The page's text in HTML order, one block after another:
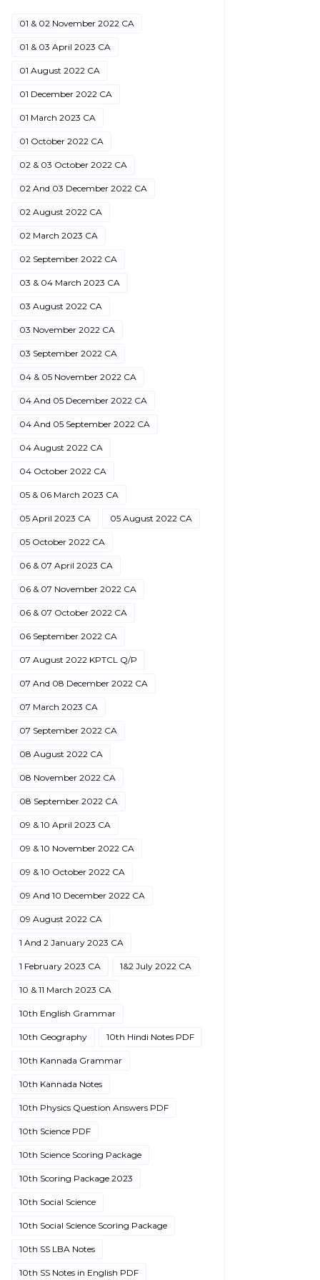
01 & 02 November 2022 CA
01 & 03 April 2023 CA
01 August 2022 CA
01 December 2022 CA
01 March 2023 CA
01 October 2022 CA
02 & 03 October 2022 CA
02 And 03 December 2022 CA
02 August 2022 CA
02 March 2023 CA
02 September 2022 CA
03 & 04 March 2023 CA
03 August 2022 CA
03 November 2022 CA
03 September 2022 CA
04 & 05 November 2022 CA
04 And 05 December 2022 CA
04 And 05 September 2022 CA
04 August 2022 CA
04 October 2022 CA
05 & 06 March 2023 CA
05 April 2023 CA 05 August 2022 CA
05 October 2022 CA
06 & 07 April 2023 CA
06 & 07 November 2022 CA
06 & 07 October 2022 CA
06 September 2022 CA
07 August 2022 KPTCL Q/P
07 And 08 December 2022 CA
07 March 2023 CA
07 September 2022 CA
08 August 2022 CA
08 November 2022 CA
08 September 2022 CA
09 & 10 April 2023 CA
09 & 10 November 2022 CA
09 & 10 October 2022 CA
09 And 10 December 2022 CA
09 August 2022 CA
1 And 2 January 2023 CA
1 February 2023 CA 1&2 July 2022 CA
10 & 11 March 2023 CA
10th English Grammar
10th Geography 10th Hindi Notes PDF
10th Kannada Grammar
10th Kannada Notes
10th Physics Question Answers PDF
10th Science PDF
10th Science Scoring Package
10th Scoring Package 2023
10th Social Science
10th Social Science Scoring Package
10th SS LBA Notes
10th SS Notes in English PDF